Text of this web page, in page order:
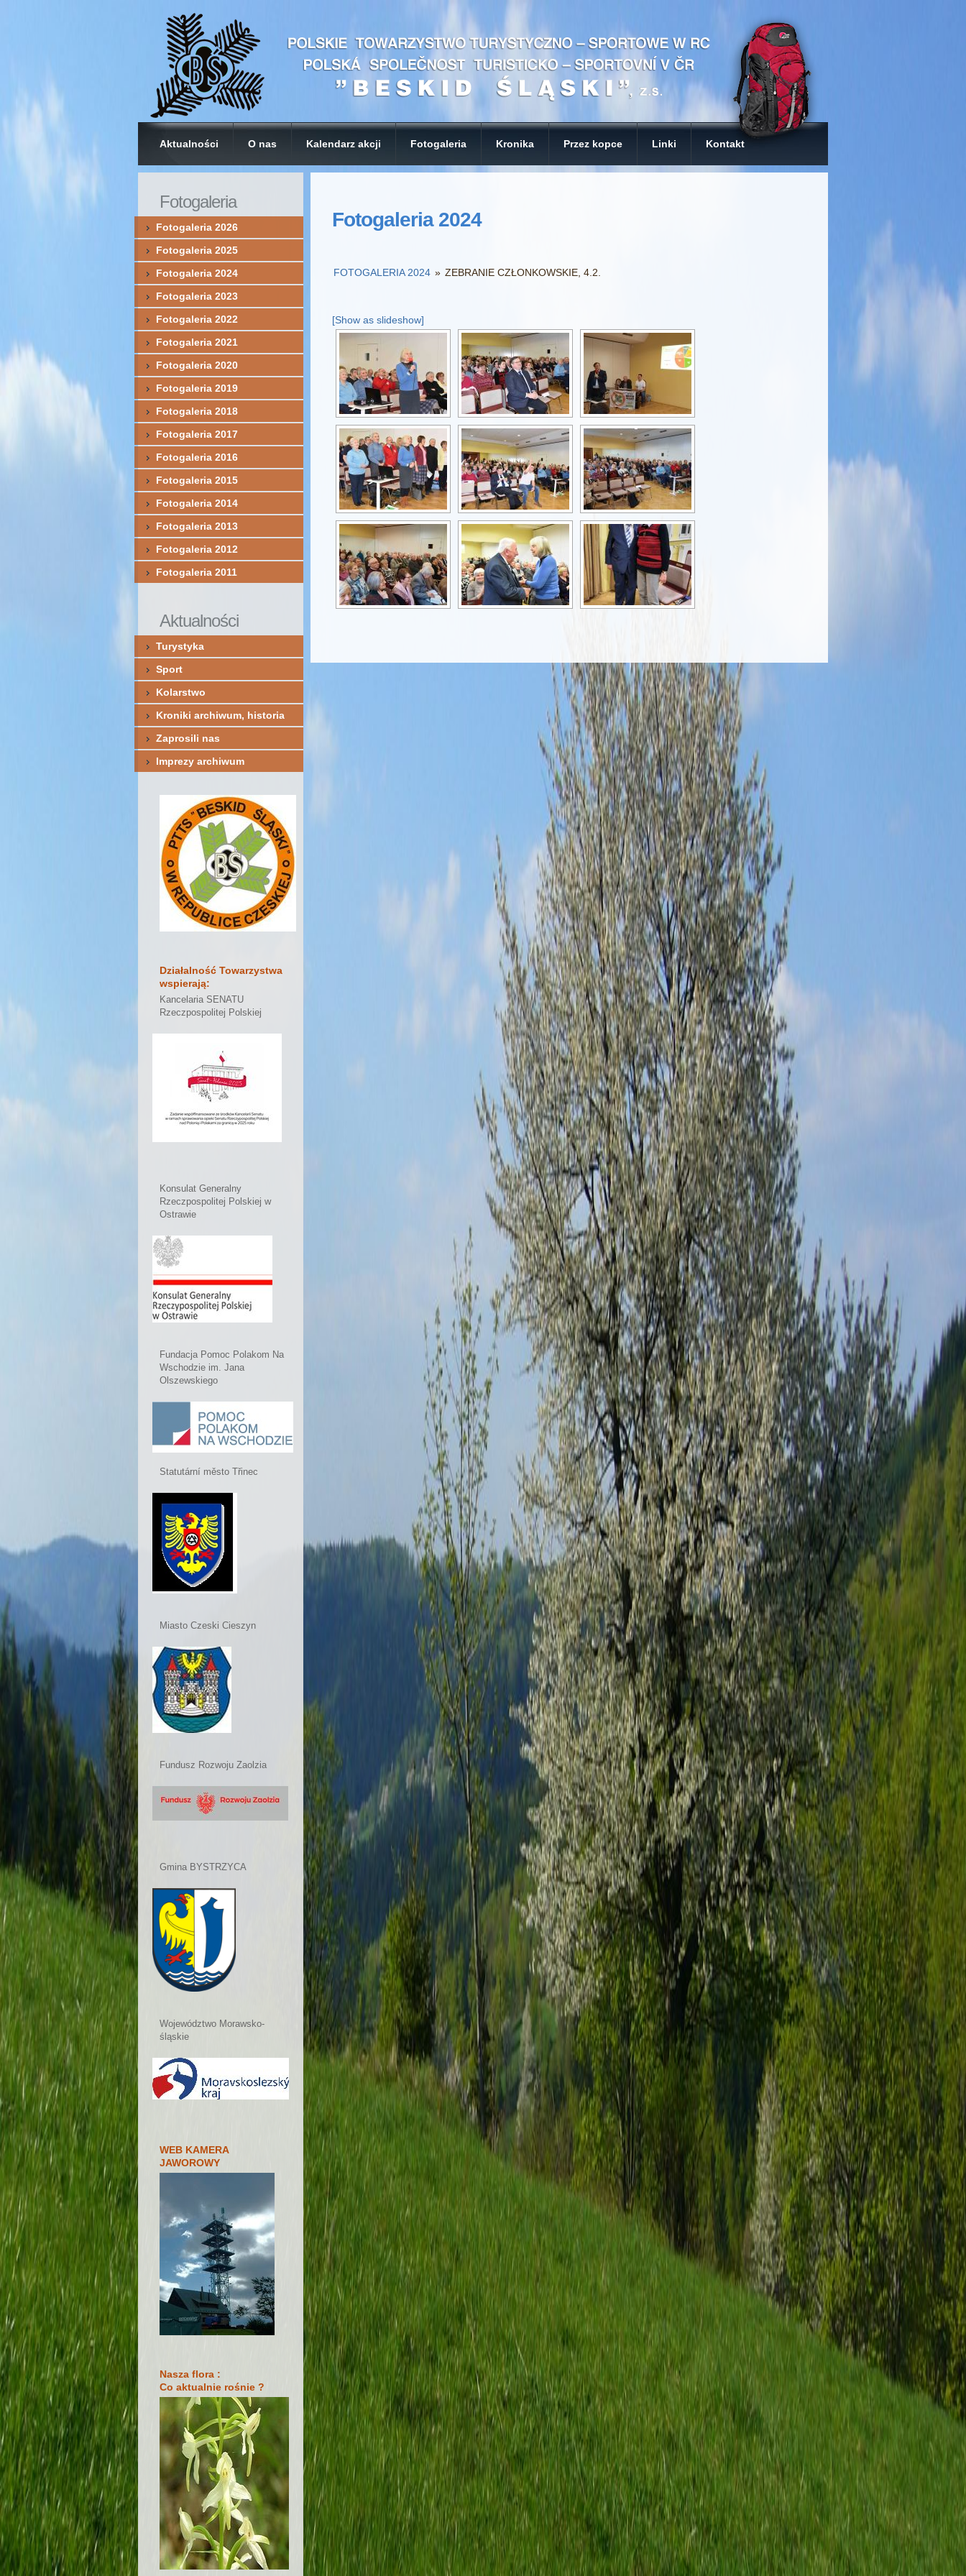
Aktualności O nas Kalendarz akcji Fotogaleria Kronika Przez kopce Linki Kontakt
Fotogaleria 2024
FOTOGALERIA 2024 » ZEBRANIE CZŁONKOWSKIE, 4.2.
[Show as slideshow]
Fotogaleria
Fotogaleria 2026
Fotogaleria 2025
Fotogaleria 2024
Fotogaleria 2023
Fotogaleria 2022
Fotogaleria 2021
Fotogaleria 2020
Fotogaleria 2019
Fotogaleria 2018
Fotogaleria 2017
Fotogaleria 2016
Fotogaleria 2015
Fotogaleria 2014
Fotogaleria 2013
Fotogaleria 2012
Fotogaleria 2011
Aktualności
Turystyka
Sport
Kolarstwo
Kroniki archiwum, historia
Zaprosili nas
Imprezy archiwum
Działalność Towarzystwa
wspierają:
Kancelaria SENATU
Rzeczpospolitej Polskiej
Konsulat Generalny
Rzeczpospolitej Polskiej w
Ostrawie
Fundacja Pomoc Polakom Na
Wschodzie im. Jana
Olszewskiego
Statutární město Třinec
Miasto Czeski Cieszyn
Fundusz Rozwoju Zaolzia
Gmina BYSTRZYCA
Województwo Morawsko-
śląskie
WEB KAMERA
JAWOROWY
Nasza flora :
Co aktualnie rośnie ?